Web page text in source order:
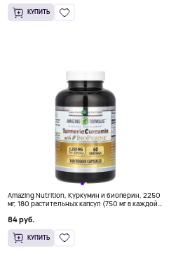
КУПИТЬ
Amazing Nutrition, Куркумин и биоперин, 2250
мг, 180 растительных капсул (750 мг в каждой
84 руб.
КУПИТЬ